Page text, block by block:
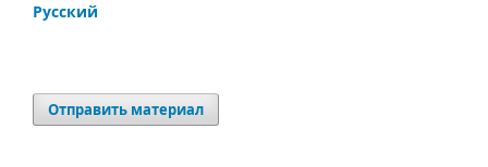
Русский
Отправить материал